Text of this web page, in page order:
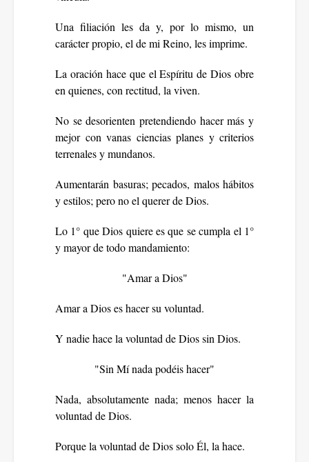
Una filiación les da y, por lo mismo, un
carácter propio, el de mi Reino, les imprime.
La oración hace que el Espíritu de Dios obre
en quienes, con rectitud, la viven.
No se desorienten pretendiendo hacer más y
mejor con vanas ciencias planes y criterios
terrenales y mundanos.
Aumentarán basuras; pecados, malos hábitos
y estilos; pero no el querer de Dios.
Lo 1° que Dios quiere es que se cumpla el 1°
y mayor de todo mandamiento:
"Amar a Dios"
Amar a Dios es hacer su voluntad.
Y nadie hace la voluntad de Dios sin Dios.
"Sin Mí nada podéis hacer"
Nada, absolutamente nada; menos hacer la
voluntad de Dios.
Porque la voluntad de Dios solo Él, la hace.